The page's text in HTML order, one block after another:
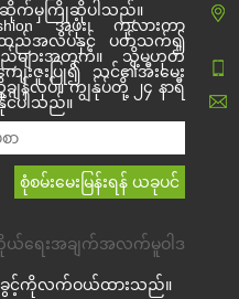
ကောင်းတဲ့
Clark
Textile
ပတ်လည်
းကိုအောင်မြင်
နှစ်အတွင်း
များနှင့်
ကိုပြန်လည်
၁ ခုနှစ်ခရီးစဉ်
န်အတွက်
က်မှကြိုဆိုပါသည်။
အဖုံး၊ ကုလားကာ
ည်အလိပ်နှင့် ပတ်သက်၍
သည်များအတွက်။ သို့မဟုတ်
ကျေးဇူးပြု၍ သင်၏အီးမေး
လှပ်။ ကျွန်ုပ်တို့ ၂၄ နာရီ
ပါသည်။
ရေးအချက်အလက်မူဝါဒ
ပိုင်ခွင့်ကိုလက်ဝယ်ထားသည်။